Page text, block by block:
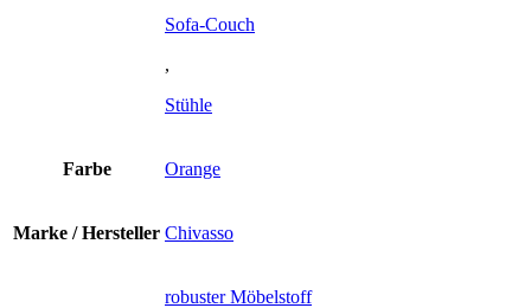
Sofa-Couch
,
Stühle
Farbe Orange
Marke / Hersteller Chivasso
robuster Möbelstoff